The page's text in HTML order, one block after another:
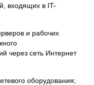
входящих в IT-
и рабочих
через сеть Интернет
оборудования;